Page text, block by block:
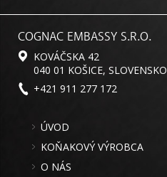
COGNAC EMBASSY S.R.O.
KOVÁČSKA 42
040 01 KOŠICE, SLOVENSKO
+421 911 277 172
ÚVOD
KOŇAKOVÝ VÝROBCA
O NÁS